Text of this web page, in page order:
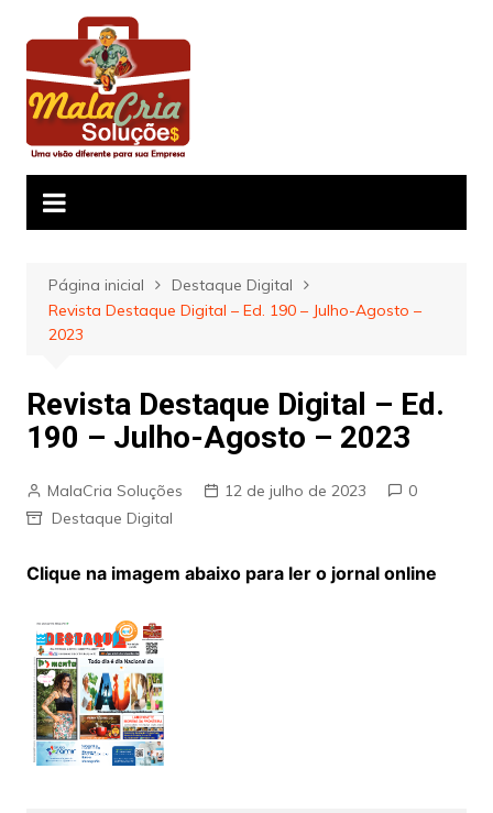
para
conteúdo
Página inicial
Destaque Digital
Revista Destaque Digital – Ed. 190 – Julho-Agosto –
2023
Revista Destaque Digital – Ed.
190 – Julho-Agosto – 2023
MalaCria Soluções 12 de julho de 2023
0
Destaque Digital
Clique na imagem abaixo para ler o jornal online